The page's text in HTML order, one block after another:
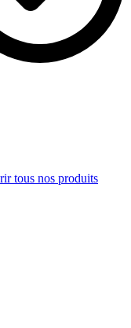
tous nos produits